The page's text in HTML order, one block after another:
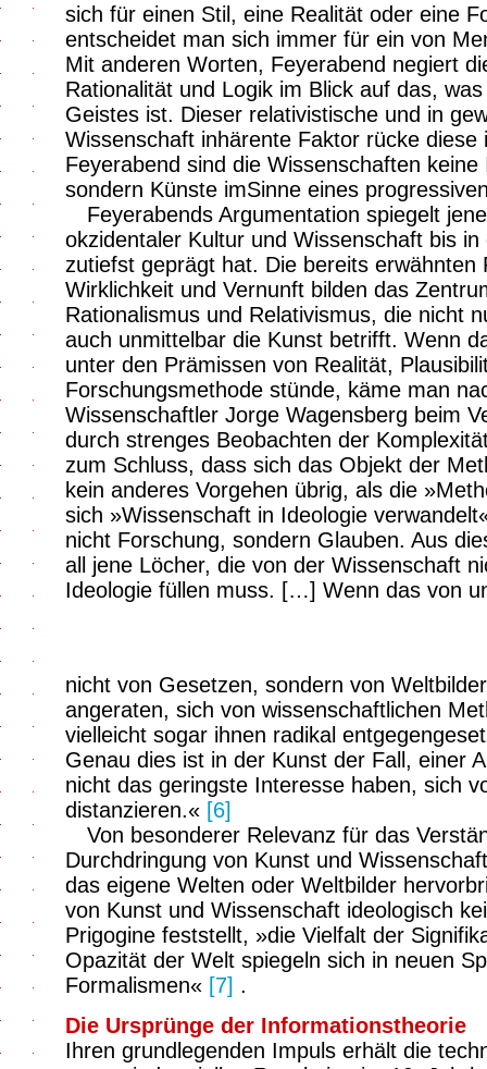
sich für einen Stil, eine Realität oder eine
entscheidet man sich immer für ein von
Mit anderen Worten, Feyerabend negiert
Rationalität und Logik im Blick auf das,
Geistes ist. Dieser relativistische und in
Wissenschaft inhärente Faktor rücke
Feyerabend sind die Wissenschaften
sondern Künste imSinne eines
Feyerabends Argumentation spiegelt
okzidentaler Kultur und Wissenschaft bis
zutiefst geprägt hat. Die bereits erwähnten
Wirklichkeit und Vernunft bilden das
Rationalismus und Relativismus, die nicht
auch unmittelbar die Kunst betrifft. Wenn
unter den Prämissen von Realität,
Forschungsmethode stünde, käme man
Wissenschaftler Jorge Wagensberg beim
durch strenges Beobachten der
zum Schluss, dass sich das Objekt der
kein anderes Vorgehen übrig, als die
sich »Wissenschaft in Ideologie
nicht Forschung, sondern Glauben. Aus
all jene Löcher, die von der Wissenschaft
Ideologie füllen muss. […] Wenn das von
nicht von Gesetzen, sondern von
angeraten, sich von wissenschaftlichen
vielleicht sogar ihnen radikal
Genau dies ist in der Kunst der Fall, einer
nicht das geringste Interesse haben, sich
distanzieren.« [6]
Von besonderer Relevanz für das
Durchdringung von Kunst und
das eigene Welten oder Weltbilder
von Kunst und Wissenschaft ideologisch
Prigogine feststellt, »die Vielfalt der
Opazität der Welt spiegeln sich in neuen
Formalismen« [7] .
Die Ursprünge der Informationstheorie
Ihren grundlegenden Impuls erhält die